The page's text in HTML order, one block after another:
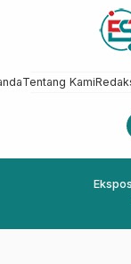
Tentang Kami